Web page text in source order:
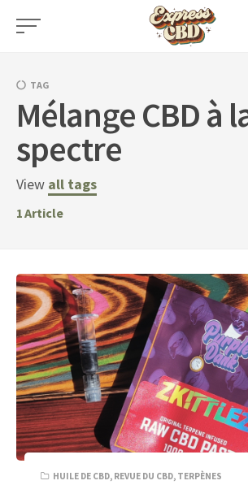
Skip
TAG
Mélange CBD à
spectre
View all tags
1Article
HUILE DE CBD, REVUE DU CBD, TERPÈNES